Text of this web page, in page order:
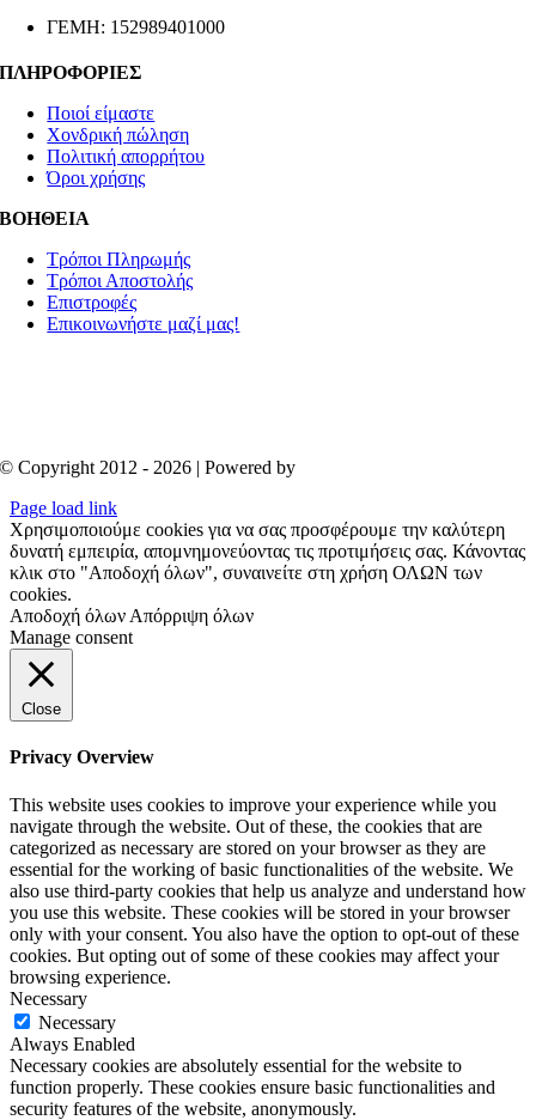
ΓΕΜΗ: 152989401000
ΠΛΗΡΟΦΟΡΙΕΣ
Ποιοί είμαστε
Χονδρική πώληση
Πολιτική απορρήτου
Όροι χρήσης
ΒΟΗΘΕΙΑ
Τρόποι Πληρωμής
Τρόποι Αποστολής
Επιστροφές
Επικοινωνήστε μαζί μας!
© Copyright 2012 - 2026 | Powered by
Page load link
Χρησιμοποιούμε cookies για να σας προσφέρουμε την καλύτερη
δυνατή εμπειρία, απομνημονεύοντας τις προτιμήσεις σας. Κάνοντας
κλικ στο "Αποδοχή όλων", συναινείτε στη χρήση ΟΛΩΝ των
cookies.
Αποδοχή όλων Απόρριψη όλων
Manage consent
Close
Privacy Overview
This website uses cookies to improve your experience while you
navigate through the website. Out of these, the cookies that are
categorized as necessary are stored on your browser as they are
essential for the working of basic functionalities of the website. We
also use third-party cookies that help us analyze and understand how
you use this website. These cookies will be stored in your browser
only with your consent. You also have the option to opt-out of these
cookies. But opting out of some of these cookies may affect your
browsing experience.
Necessary
Necessary
Always Enabled
Necessary cookies are absolutely essential for the website to
function properly. These cookies ensure basic functionalities and
security features of the website, anonymously.